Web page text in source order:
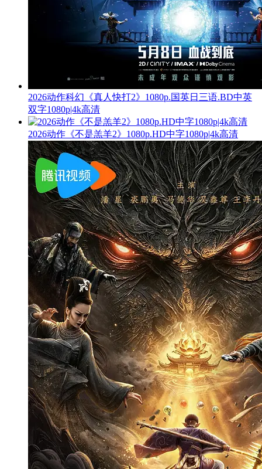
2026动作科幻《真人快打2》1080p.国英日三语.BD中英
双字1080p|4k高清
2026动作《不是羔羊2》1080p.HD中字1080p|4k高清